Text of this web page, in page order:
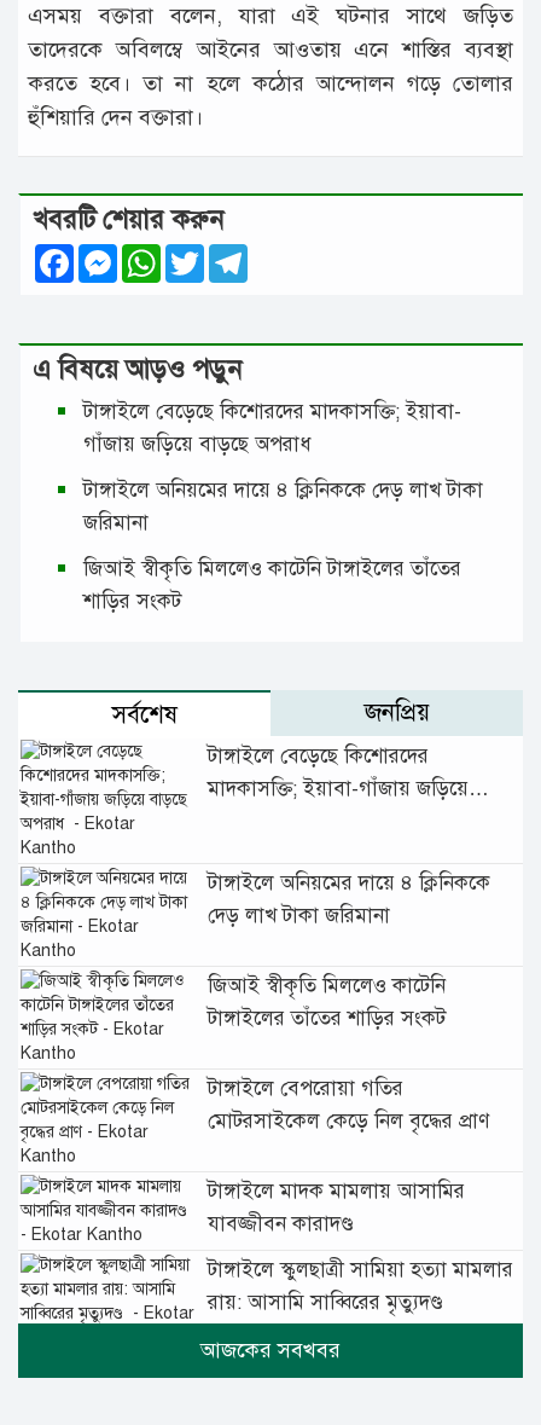
এসময় বক্তারা বলেন, যারা এই ঘটনার সাথে জড়িত
তাদেরকে অবিলম্বে আইনের আওতায় এনে শাস্তির ব্যবস্থা
করতে হবে। তা না হলে কঠোর আন্দোলন গড়ে তোলার
হুঁশিয়ারি দেন বক্তারা।
খবরটি শেয়ার করুন
FacebookMessenger
WhatsApp
Twitter
এ বিষয়ে আড়ও পড়ুন
টাঙ্গাইলে বেড়েছে কিশোরদের মাদকাসক্তি; ইয়াবা-
গাঁজায় জড়িয়ে বাড়ছে অপরাধ
টাঙ্গাইলে অনিয়মের দায়ে ৪ ক্লিনিককে দেড় লাখ টাকা
জরিমানা
জিআই স্বীকৃতি মিললেও কাটেনি টাঙ্গাইলের তাঁতের
শাড়ির সংকট
সর্বশেষ জনপ্রিয়
টাঙ্গাইলে বেড়েছে কিশোরদের
মাদকাসক্তি; ইয়াবা-গাঁজায় জড়িয়ে
টাঙ্গাইলে অনিয়মের দায়ে ৪ ক্লিনিককে
দেড় লাখ টাকা জরিমানা
জিআই স্বীকৃতি মিললেও কাটেনি
টাঙ্গাইলের তাঁতের শাড়ির সংকট
টাঙ্গাইলে বেপরোয়া গতির
মোটরসাইকেল কেড়ে নিল বৃদ্ধের প্রাণ
টাঙ্গাইলে মাদক মামলায় আসামির
যাবজ্জীবন কারাদণ্ড
টাঙ্গাইলে স্কুলছাত্রী সামিয়া হত্যা মামলার
রায়: আসামি সাব্বিরের মৃত্যুদণ্ড
টানা বৃষ্টিতে টাঙ্গাইলে বিপর্যস্ত জনজীবন